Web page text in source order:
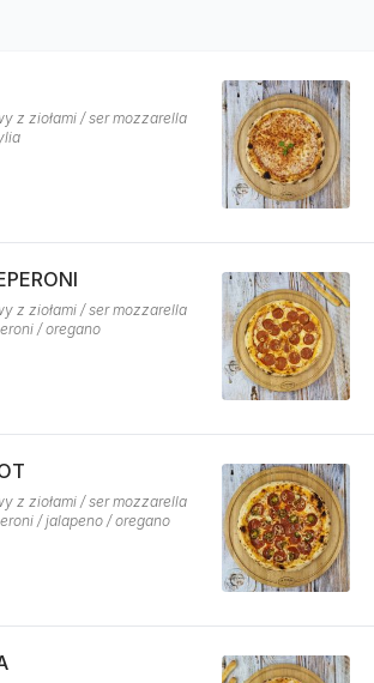
z ziołami / ser mozzarella
z ziołami / ser mozzarella
/ oregano
z ziołami / ser mozzarella
/ jalapeno / oregano